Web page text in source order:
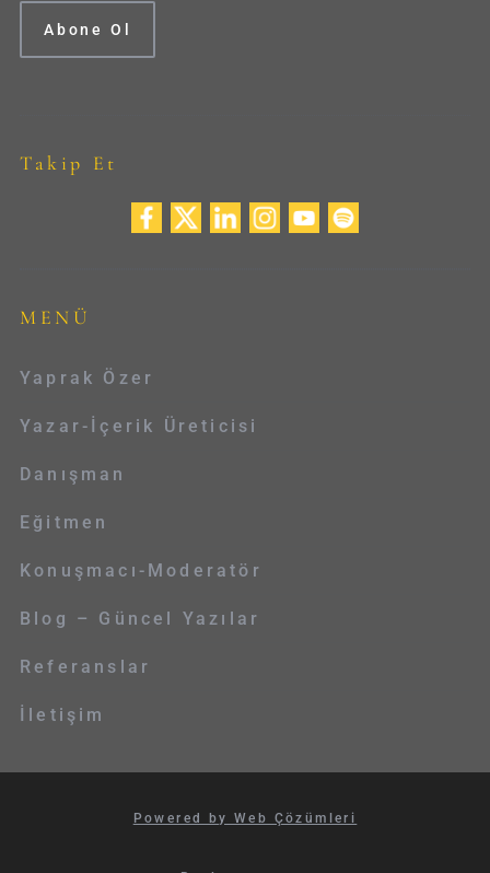
Takip Et
MENÜ
Yaprak Özer
Yazar-İçerik Üreticisi
Danışman
Eğitmen
Konuşmacı-Moderatör
Blog – Güncel Yazılar
Referanslar
İletişim
Powered by Web Çözümleri